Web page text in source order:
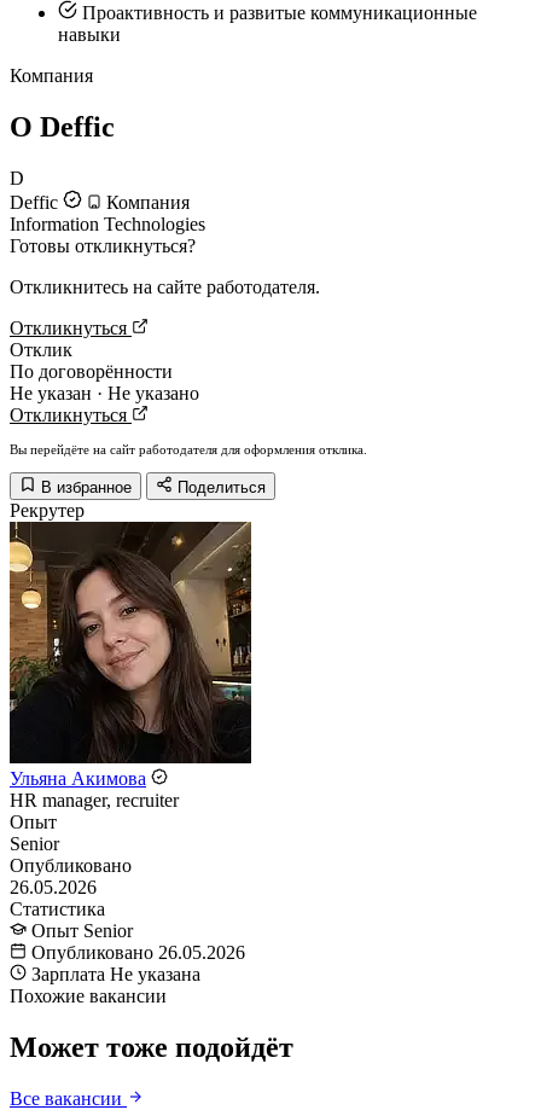
Проактивность и развитые коммуникационные
навыки
Компания
О Deffic
D
Deffic
Компания
Information Technologies
Готовы откликнуться?
Откликнитесь на сайте работодателя.
Откликнуться
Отклик
По договорённости
Не указан · Не указано
Откликнуться
Вы перейдёте на сайт работодателя для оформления отклика.
В избранное Поделиться
Рекрутер
Ульяна Акимова
HR manager, recruiter
Опыт
Senior
Опубликовано
26.05.2026
Статистика
Опыт Senior
Опубликовано 26.05.2026
Зарплата Не указана
Похожие вакансии
Может тоже подойдёт
Все вакансии